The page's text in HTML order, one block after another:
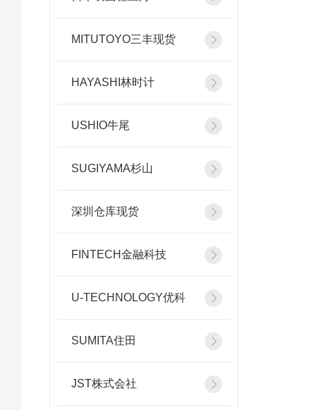
MITUTOYO三丰现货
HAYASHI林时计
USHIO牛尾
SUGIYAMA杉山
深圳仓库现货
FINTECH金融科技
U-TECHNOLOGY优科
SUMITA住田
JST株式会社